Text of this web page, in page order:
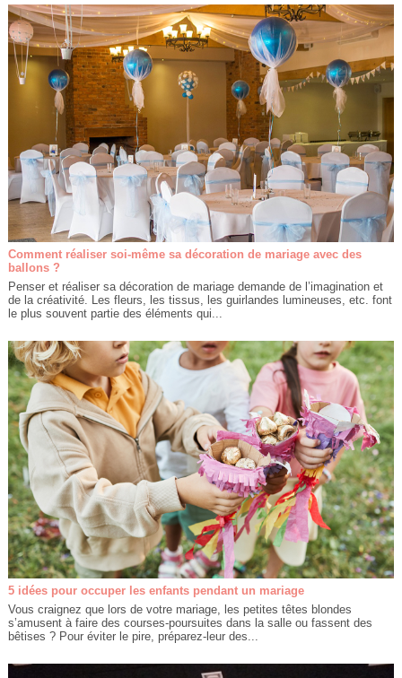
Comment réaliser soi-même sa décoration de mariage avec des
ballons ?
Penser et réaliser sa décoration de mariage demande de l’imagination et
de la créativité. Les fleurs, les tissus, les guirlandes lumineuses, etc. font
le plus souvent partie des éléments qui...
5 idées pour occuper les enfants pendant un mariage
Vous craignez que lors de votre mariage, les petites têtes blondes
s’amusent à faire des courses-poursuites dans la salle ou fassent des
bêtises ? Pour éviter le pire, préparez-leur des...